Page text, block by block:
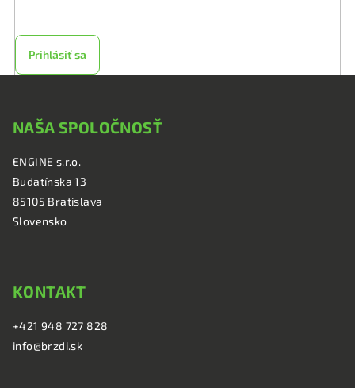
Prihlásiť sa
NAŠA SPOLOČNOSŤ
ENGINE s.r.o.
Budatínska 13
85105 Bratislava
Slovensko
KONTAKT
+421 948 727 828
info@brzdi.sk